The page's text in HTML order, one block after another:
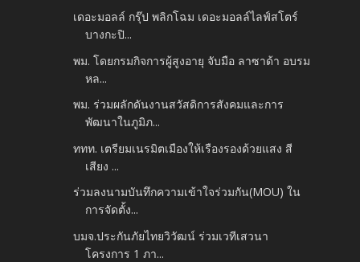
เดอะมอลล์ กรุ๊ป พลิกโฉม เดอะมอลล์ไลฟ์สโตร์
บางกะปิ...
พม. โดยกรมกิจการผู้สูงอายุ จับมือ ลาซาด้า อบรม
หล...
พม. ร่วมผลักดันงานสวัสดิการสังคมและการ
พัฒนาในภูมิภ...
ททท. เตรียมเนรมิตเมืองให้เรืองรองด้วยแสง สี
เสียง ...
ร่วมลงนามบันทึกความเข้าใจร่วมกัน(MOU) ใน
การจัดตั้ง...
บมจ.ประกันภัยไทยวิวัฒน์ ร่วมเวทีเสวนา
โครงการ 1 ภา...